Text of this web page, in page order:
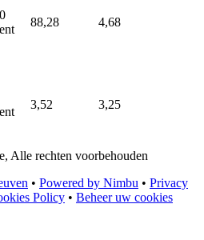
88,28 4,68
3,52 3,25
Alle rechten voorbehouden
• Powered by Nimbu • Privacy
Policy • Beheer uw cookies